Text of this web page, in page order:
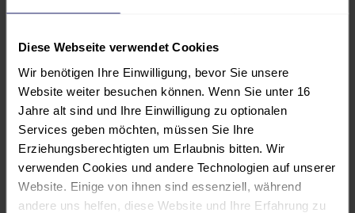
Diese Webseite verwendet Cookies
Wir benötigen Ihre Einwilligung, bevor Sie unsere
Website weiter besuchen können. Wenn Sie unter 16
Jahre alt sind und Ihre Einwilligung zu optionalen
Services geben möchten, müssen Sie Ihre
Erziehungsberechtigten um Erlaubnis bitten. Wir
verwenden Cookies und andere Technologien auf unserer
Website. Einige von ihnen sind essenziell, während
andere uns helfen, diese Website und Ihre Erfahrung zu
Ereignisse zu starten, Live-
Inhalte herunterzuladen.
PROGRAMM
TEILNEHMER:INNENKREIS